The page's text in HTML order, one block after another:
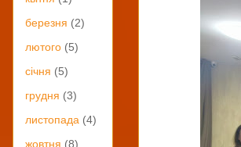
березня (2)
лютого (5)
січня (5)
грудня (3)
листопада (4)
жовтня (8)